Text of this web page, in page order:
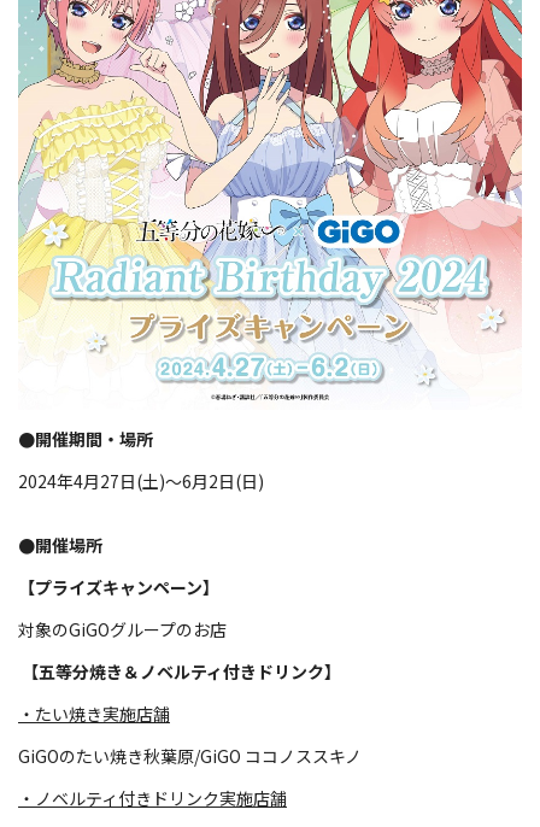
●開催期間・場所
2024年4月27日(土)～6月2日(日)
●開催場所
【プライズキャンペーン】
対象のGiGOグループのお店
【五等分焼き＆ノベルティ付きドリンク】
・たい焼き実施店舗
GiGOのたい焼き秋葉原/GiGO ココノススキノ
・ノベルティ付きドリンク実施店舗